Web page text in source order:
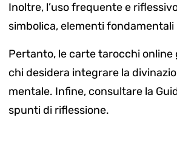
Inoltre, l’uso frequente e
simbolica, elementi
Pertanto, le carte tarocchi
chi desidera integrare la
mentale. Infine, consultare la
spunti di riflessione.